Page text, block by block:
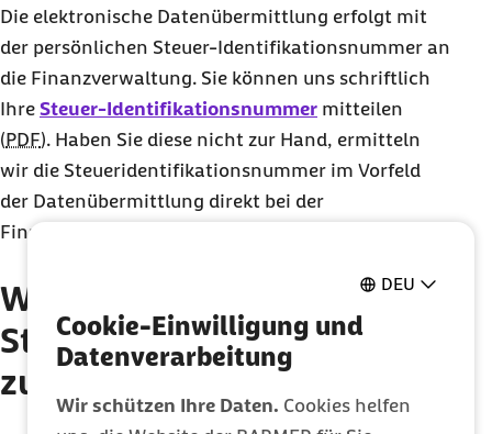
DEU
Cookie-Einwilligung und
Datenverarbeitung
Wir schützen Ihre Daten. Cookies helfen
Die elektronische Datenübermittlung erfolgt mit
der persönlichen Steuer-Identifikationsnummer an
die Finanzverwaltung. Sie können uns schriftlich
Ihre Steuer-Identifikationsnummer mitteilen
(PDF). Haben Sie diese nicht zur Hand, ermitteln
wir die Steueridentifikationsnummer im Vorfeld
der Datenübermittlung direkt bei der
Finanzverwaltung.
Was ist bei der
Steuererklärung sonst noch
zu beachten?